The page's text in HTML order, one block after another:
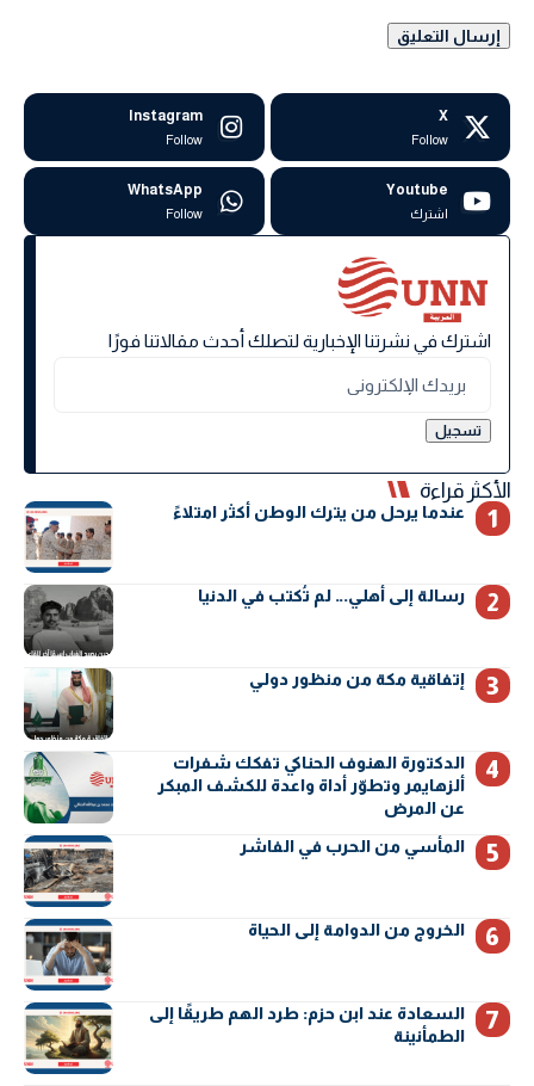
X
Follow
Instagram
Follow
Youtube
اشترك
WhatsApp
Follow
اشترك في نشرتنا الإخبارية لتصلك أحدث مقالاتنا فورًا
الأكثر قراءة
عندما يرحل من يترك الوطن أكثر امتلاءً
رسالة إلى أهلي… لم تُكتب في الدنيا
إتفاقية مكة من منظور دولي
الدكتورة الهنوف الحناكي تفكك شفرات
ألزهايمر وتطوّر أداة واعدة للكشف المبكر
عن المرض
المأسي من الحرب في الفاشر
الخروج من الدوامة إلى الحياة
السعادة عند ابن حزم: طرد الهم طريقًا إلى
الطمأنينة